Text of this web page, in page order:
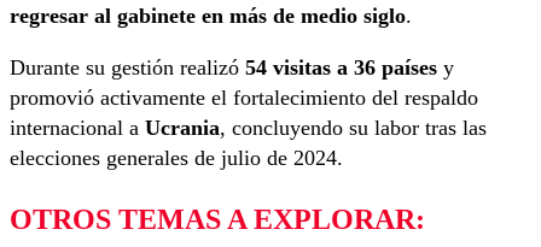
regresar al gabinete en más de medio siglo.
Durante su gestión realizó 54 visitas a 36 países y
promovió activamente el fortalecimiento del respaldo
internacional a Ucrania, concluyendo su labor tras las
elecciones generales de julio de 2024.
OTROS TEMAS A EXPLORAR: